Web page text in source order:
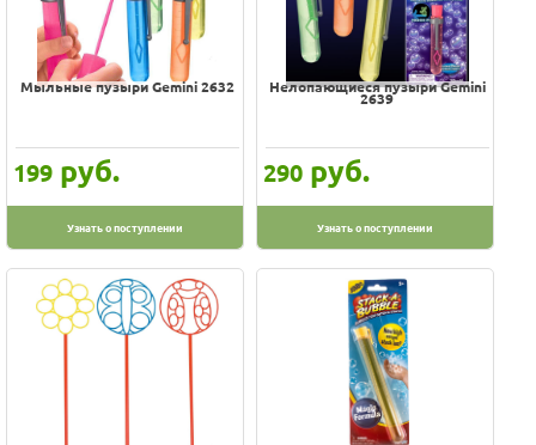
Мыльные пузыри Gemini 2632
199 руб.
Узнать о поступлении
Нелопающиеся пузыри Gemini
2639
290 руб.
Узнать о поступлении